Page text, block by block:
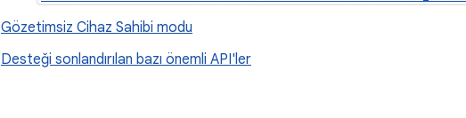
Gözetimsiz Cihaz Sahibi modu
Desteği sonlandırılan bazı önemli API'ler